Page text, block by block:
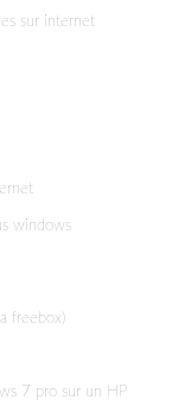
sur internet
windows
freebox)
7 pro sur un HP